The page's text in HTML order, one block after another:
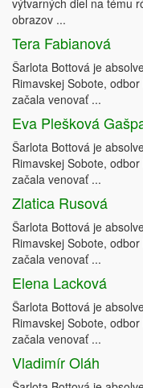
výtvarných diel na tému
obrazov ...
Tera Fabianová
Šarlota Bottová je
Rimavskej Sobote,
začala venovať ...
Eva Plešková
Šarlota Bottová je
Rimavskej Sobote,
začala venovať ...
Zlatica Rusová
Šarlota Bottová je
Rimavskej Sobote,
začala venovať ...
Elena Lacková
Šarlota Bottová je
Rimavskej Sobote,
začala venovať ...
Vladimír Oláh